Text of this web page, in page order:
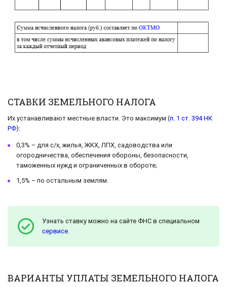
СТАВКИ ЗЕМЕЛЬНОГО НАЛОГА
Их устанавливают местные власти. Это максимум (п. 1 ст. 394 НК
РФ):
0,3% – для с/х, жилья, ЖКХ, ЛПХ, садоводства или
огородничества, обеспечения обороны, безопасности,
таможенных нужд и ограниченных в обороте;
1,5% – по остальным землям.
Узнать ставку можно на сайте ФНС в специальном
сервисе.
ВАРИАНТЫ УПЛАТЫ ЗЕМЕЛЬНОГО НАЛОГА